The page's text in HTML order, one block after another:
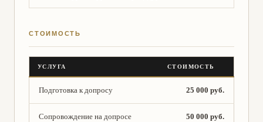
СТОИМОСТЬ
УСЛУГА СТОИМОСТЬ
Подготовка к допросу 25 000 руб.
Сопровождение на допросе 50 000 руб.